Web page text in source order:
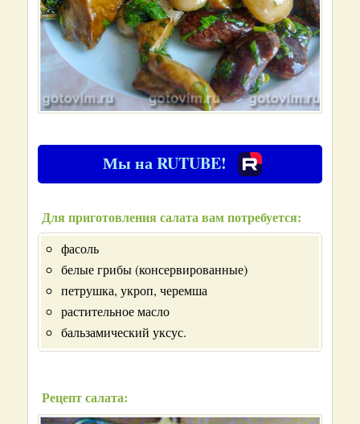
Мы на RUTUBE!
Для приготовления салата вам потребуется:
фасоль
белые грибы (консервированные)
петрушка, укроп, черемша
растительное масло
бальзамический уксус.
Рецепт салата: